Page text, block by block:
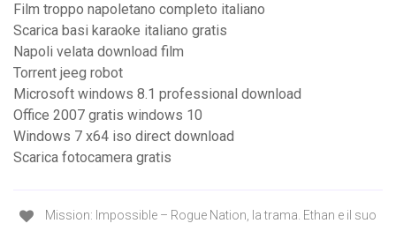
Film troppo napoletano completo italiano
Scarica basi karaoke italiano gratis
Napoli velata download film
Torrent jeeg robot
Microsoft windows 8.1 professional download
Office 2007 gratis windows 10
Windows 7 x64 iso direct download
Scarica fotocamera gratis
Mission: Impossible – Rogue Nation, la trama. Ethan e il suo